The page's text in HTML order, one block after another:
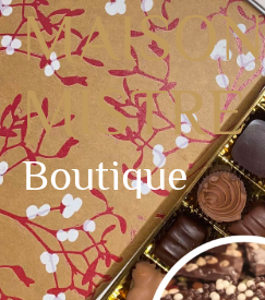
MAISON
MISTRE
Boutique